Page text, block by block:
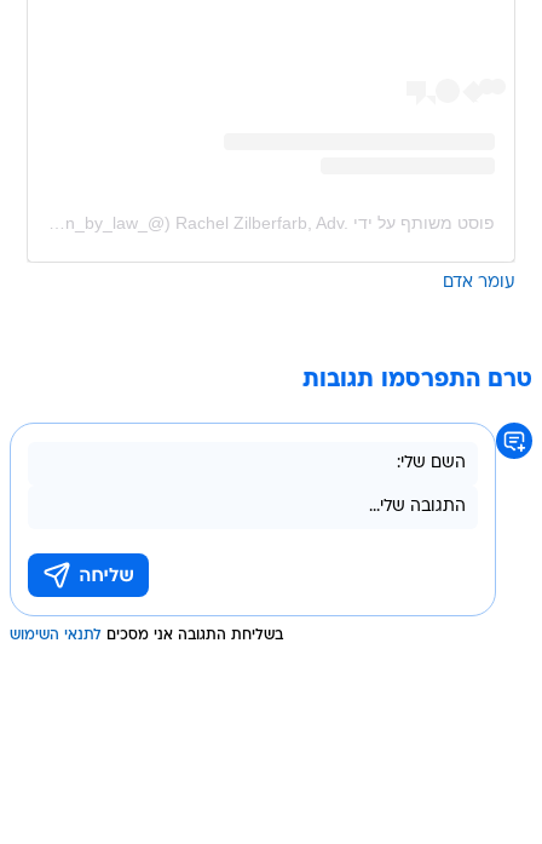
פוסט משותף על ידי ‏‎Rachel Zilberfarb, Adv.‎‏ (@‏‎fashion_by_law_‎‏)
עומר אדם
טרם התפרסמו תגובות
בשליחת התגובה אני מסכים לתנאי השימוש